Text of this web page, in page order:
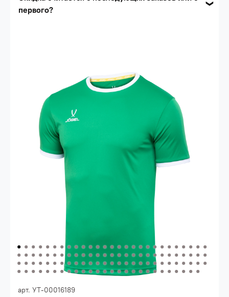
Сумма скидки зависит от стоимости вашего
(30%) -
сумма всех заказов за 6 месяцев -
30.000 рублей.
Опт 3 (33%)- сумма всех заказов за 6 месяцев
(36%)
- сумма всех заказов за 6 месяцев
200.000 рублей.
(38%) -
сумма всех заказов за 6 месяцев -
первого?
арт. УТ-00016189